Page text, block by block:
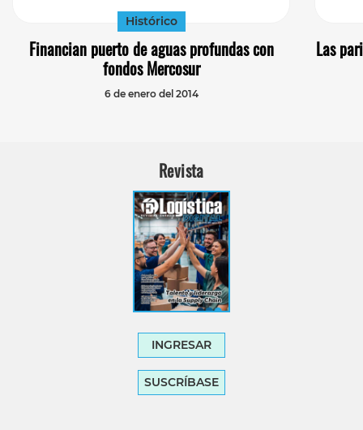
Histórico
Financian puerto de aguas profundas con
fondos Mercosur
6 de enero del 2014
Las
Revista
INGRESAR
SUSCRÍBASE